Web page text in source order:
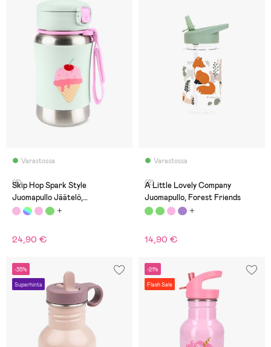
Varastossa
(8)
Skip Hop Spark Style
Juomapullo Jäätelö,
Vaaleanpunainen
24,90 €
Varastossa
(2)
A Little Lovely Company
Juomapullo, Forest Friends
14,90 €
-35%
Superhinta
-21%
Flash Sale